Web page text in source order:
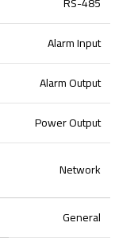
Alarm Input
Alarm Output
Power Output
Network
General